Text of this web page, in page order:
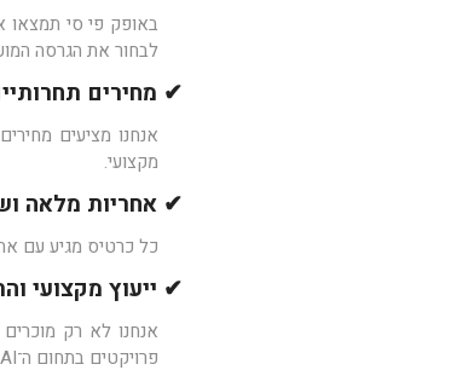
באופק פי סי
לבחור את הגרסה
✔ מחירים
אנחנו מציעים
מקצועי.
✔ אחריות מלאה
כל כרטיס מגיע עם
✔ ייעוץ מקצועי
אנחנו לא רק
פרויקטים בתחום ה־AI.